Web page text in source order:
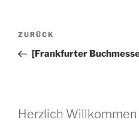
Beitragsnavigation
Vorheriger
Beitrag
ZURÜCK
[Frankfurter
Herzlich